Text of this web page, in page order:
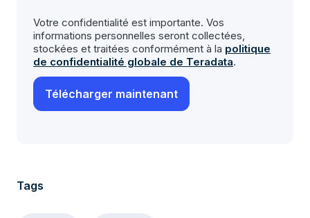
Votre confidentialité est importante. Vos
informations personnelles seront collectées,
stockées et traitées conformément à la politique
de confidentialité globale de Teradata.
Tags